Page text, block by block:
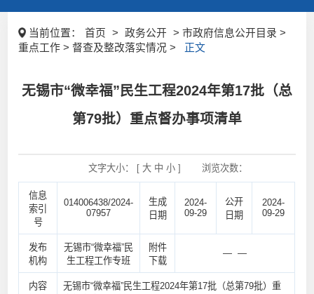
当前位置： 首页 > 政务公开
> 市政府信息公开目录 >
重点工作 > 督查及整改落实情况 >
正文
无锡市“微幸福”民生工程2024年第17批（总
第79批）重点督办事项清单
文字大小： [ 大 中 小] 浏览次数：
信息
索引
号
014006438/2024-
07957
生成
日期
2024-
09-29
公开
日期
2024-
09-29
发布
机构
无锡市“微幸福”民
生工程工作专班
附件
下载
— —
内容
无锡市“微幸福”民生工程2024年第17批（总第79批）重